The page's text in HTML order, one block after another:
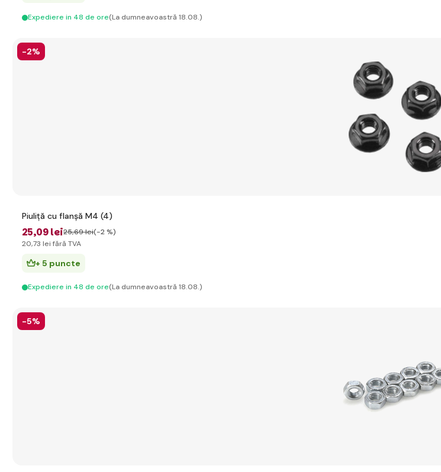
Expediere in 48 de ore(La dumneavoastră 18.08.)
-2%
Piuliță cu flanșă M4 (4)
25,09 lei25,69 lei(-2 %)
20,73 lei fără TVA
+ 5 puncte
Expediere in 48 de ore(La dumneavoastră 18.08.)
-5%